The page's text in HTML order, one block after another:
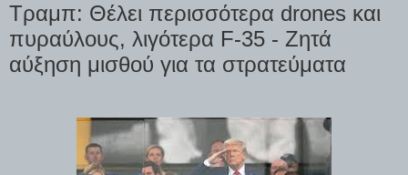
Τραμπ: Θέλει περισσότερα drones και
πυραύλους, λιγότερα F-35 - Ζητά
αύξηση μισθού για τα στρατεύματα